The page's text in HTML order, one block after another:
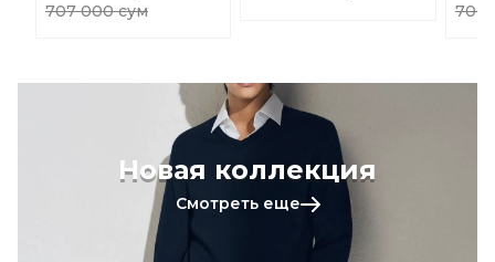
707 000 сум 706
Новая коллекция
Смотреть еще